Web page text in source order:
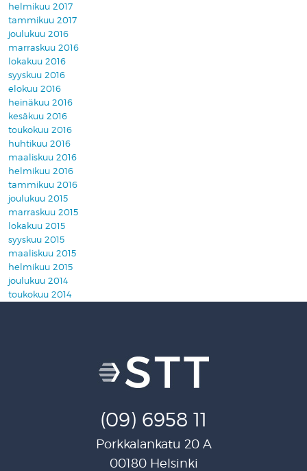
helmikuu 2017
tammikuu 2017
joulukuu 2016
marraskuu 2016
lokakuu 2016
syyskuu 2016
elokuu 2016
heinäkuu 2016
kesäkuu 2016
toukokuu 2016
huhtikuu 2016
maaliskuu 2016
helmikuu 2016
tammikuu 2016
joulukuu 2015
marraskuu 2015
lokakuu 2015
syyskuu 2015
maaliskuu 2015
helmikuu 2015
joulukuu 2014
toukokuu 2014
(09) 6958 11
Porkkalankatu 20 A
00180 Helsinki